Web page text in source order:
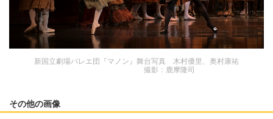
新国立劇場バレエ団『マノン』舞台写真 木村優里、奥村康祐
撮影：鹿摩隆司
その他の画像